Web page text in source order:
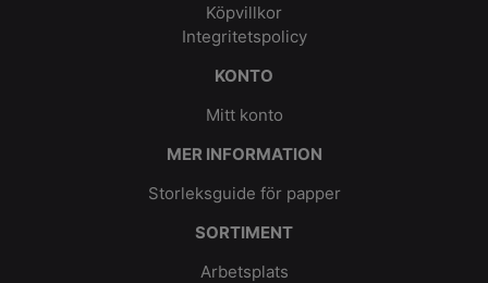
Köpvillkor
Integritetspolicy
KONTO
Mitt konto
MER INFORMATION
Storleksguide för papper
SORTIMENT
Arbetsplats